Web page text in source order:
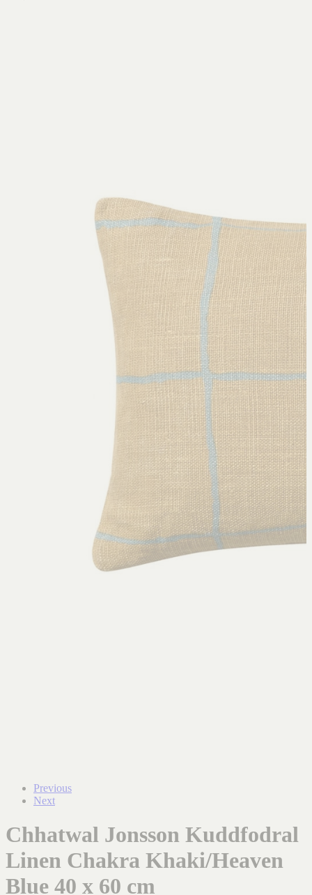
Previous
Next
Chhatwal Jonsson Kuddfodral
Linen Chakra Khaki/Heaven
Blue 40 x 60 cm